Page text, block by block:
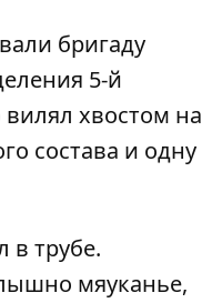
бригаду
5-й
хвостом на
состава и одну
в трубе.
мяуканье,